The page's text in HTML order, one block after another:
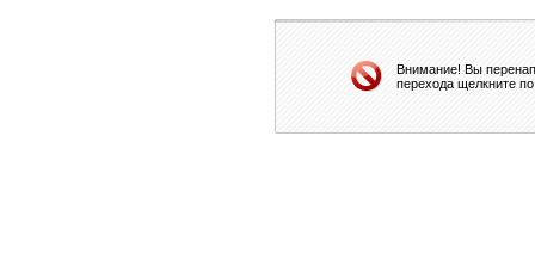
Внимание! Вы
перехода щелкните